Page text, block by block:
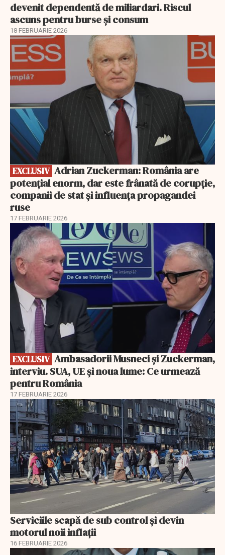
devenit dependentă de miliardari. Riscul
ascuns pentru burse și consum
18 FEBRUARIE 2026
EXCLUSIV
EXCLUSIV
potențial enorm, dar este frânată de corupție,
companii de stat și influența propagandei
ruse
17 FEBRUARIE 2026
EXCLUSIV
EXCLUSIV
interviu. SUA, UE și noua lume: Ce urmează
pentru România
17 FEBRUARIE 2026
Serviciile scapă de sub control și devin
motorul noii inflații
16 FEBRUARIE 2026